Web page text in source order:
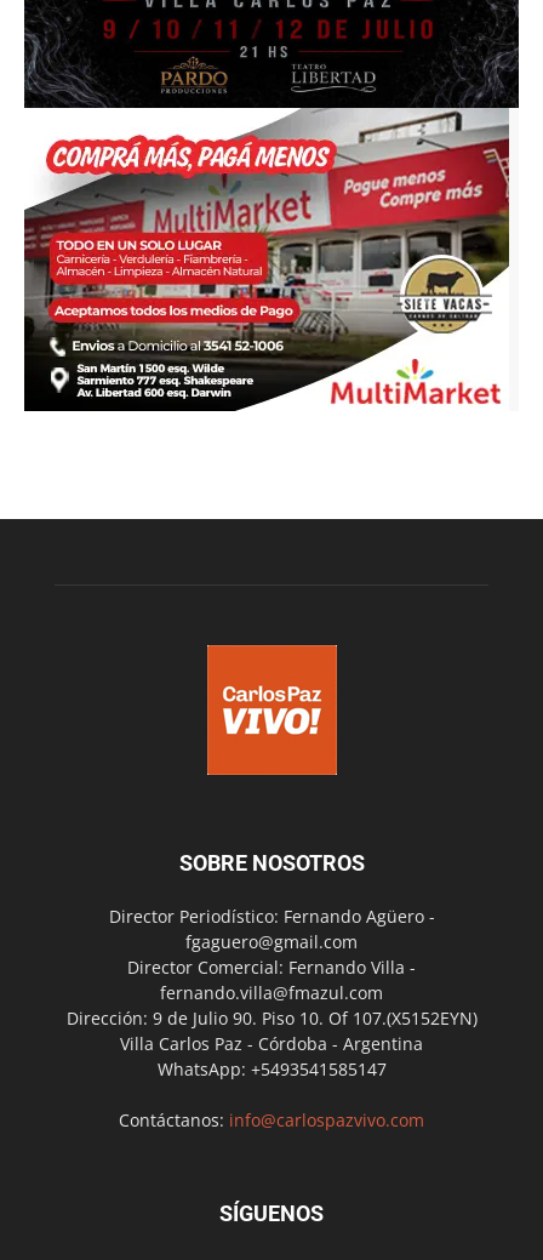
SOBRE NOSOTROS
Director Periodístico: Fernando Agüero -
fgaguero@gmail.com
Director Comercial: Fernando Villa -
fernando.villa@fmazul.com
Dirección: 9 de Julio 90. Piso 10. Of 107.(X5152EYN)
Villa Carlos Paz - Córdoba - Argentina
WhatsApp: +5493541585147
Contáctanos: info@carlospazvivo.com
SÍGUENOS